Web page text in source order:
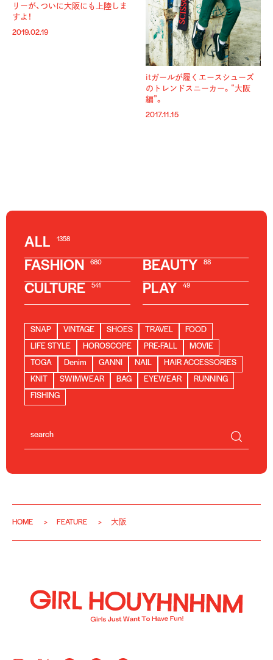
リーが、ついに大阪にも上陸しま
すよ！
2019.02.19
itガールが履くエースシューズ
のトレンドスニーカー。“大阪
編”。
2017.11.15
ALL 1358
FASHION 680 BEAUTY 88
CULTURE 541 PLAY 49
SNAP VINTAGE SHOES TRAVEL
FOOD
LIFE STYLE
HOROSCOPE PRE-FALL
MOVIE
TOGA
Denim GANNI NAIL
HAIR ACCESSORIES
KNIT
SWIMWEAR BAG EYEWEAR
RUNNING
FISHING
HOME FEATURE 大阪